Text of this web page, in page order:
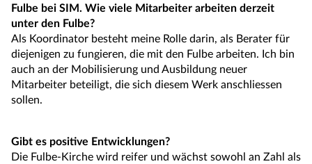
Fulbe bei SIM. Wie viele Mitarbeiter arbeiten derzeit
unter den Fulbe?
Als Koordinator besteht meine Rolle darin, als Berater für
diejenigen zu fungieren, die mit den Fulbe arbeiten. Ich bin
auch an der Mobilisierung und Ausbildung neuer
Mitarbeiter beteiligt, die sich diesem Werk anschliessen
sollen.
Gibt es positive Entwicklungen?
Die Fulbe-Kirche wird reifer und wächst sowohl an Zahl als